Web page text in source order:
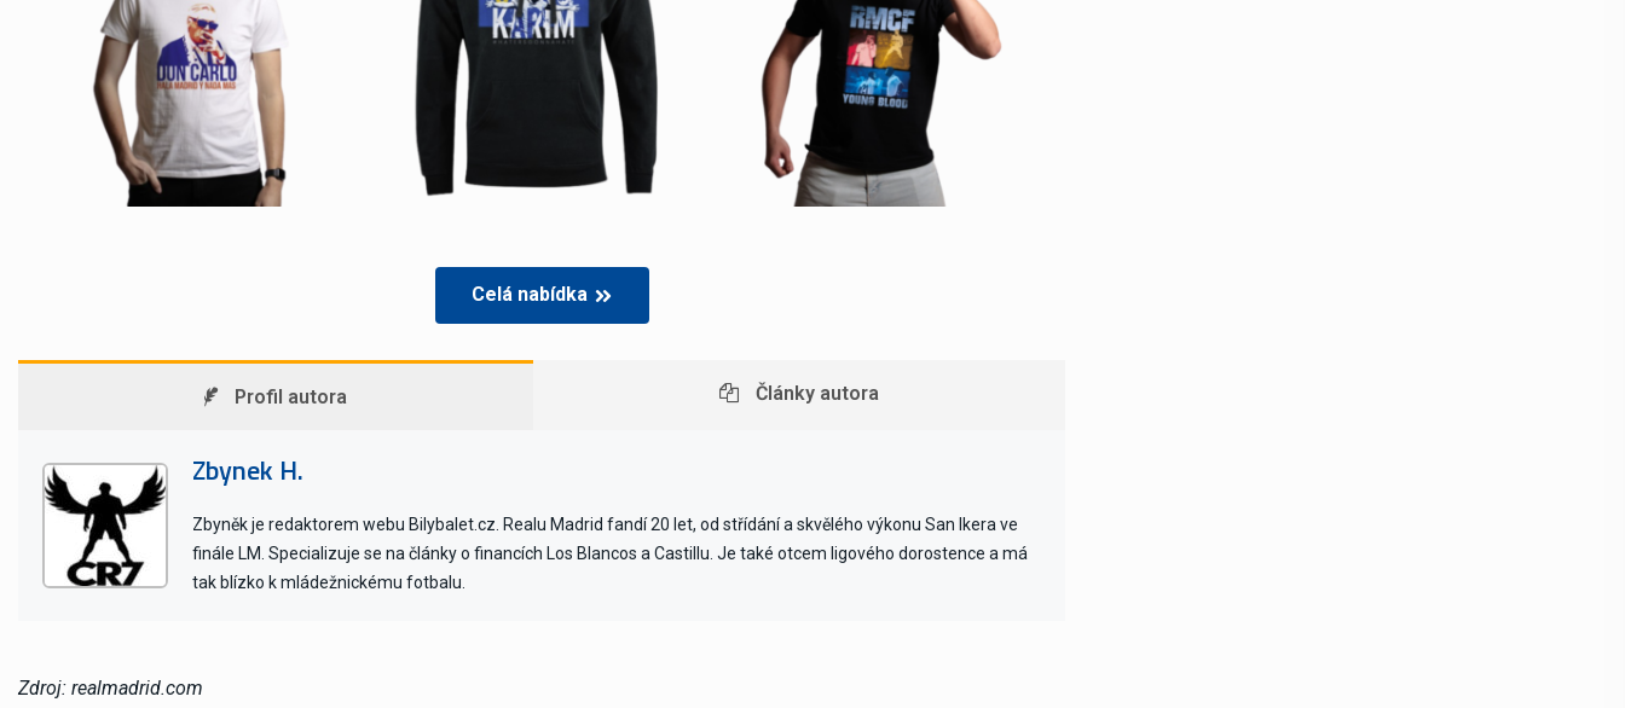
Celá nabídka
Profil autora Články autora
Zbynek H.
Zbyněk je redaktorem webu Bilybalet.cz. Realu Madrid fandí 20 let, od střídání a skvělého výkonu San Ikera ve
finále LM. Specializuje se na články o financích Los Blancos a Castillu. Je také otcem ligového dorostence a má
tak blízko k mládežnickému fotbalu.
Zdroj: realmadrid.com